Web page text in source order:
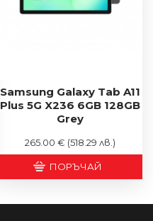
Samsung Galaxy Tab A11
Plus 5G X236 6GB 128GB
Grey
265.00 € (518.29 лв.)
ПОРЪЧАЙ